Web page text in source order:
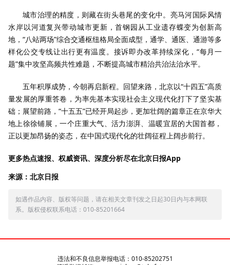
城市治理的精度，则藏在街头巷尾的变化中。亮马河国际风情
水岸以河道复兴带动城市更新，首钢园从工业遗存蝶变为创新高
地，“八站两场”综合交通枢纽格局全面成型，通学、通医、通游等多
样化公交专线让出行更有温度。接诉即办改革持续深化，“每月一
题”集中攻坚高频共性难题，不断提高城市精治共治法治水平。
五年积厚成势，今朝再启新程。回望来路，北京以“十四五”高质
量发展的厚重答卷，为率先基本实现社会主义现代化打下了坚实基
础；展望前路，“十五五”已经开局起步，更加壮阔的篇章正在京华大
地上徐徐铺展，一个庄重大气、活力澎湃、温暖宜居的大国首都，
正以更加昂扬的姿态，在中国式现代化的壮阔征程上阔步前行。
更多热点速报、权威资讯、深度分析尽在北京日报App
来源：北京日报
如遇作品内容、版权等问题，请在相关文章刊发之日起30日内与本网联
系。版权侵权联系电话：010-85201664
违法和不良信息举报电话：010-85202751